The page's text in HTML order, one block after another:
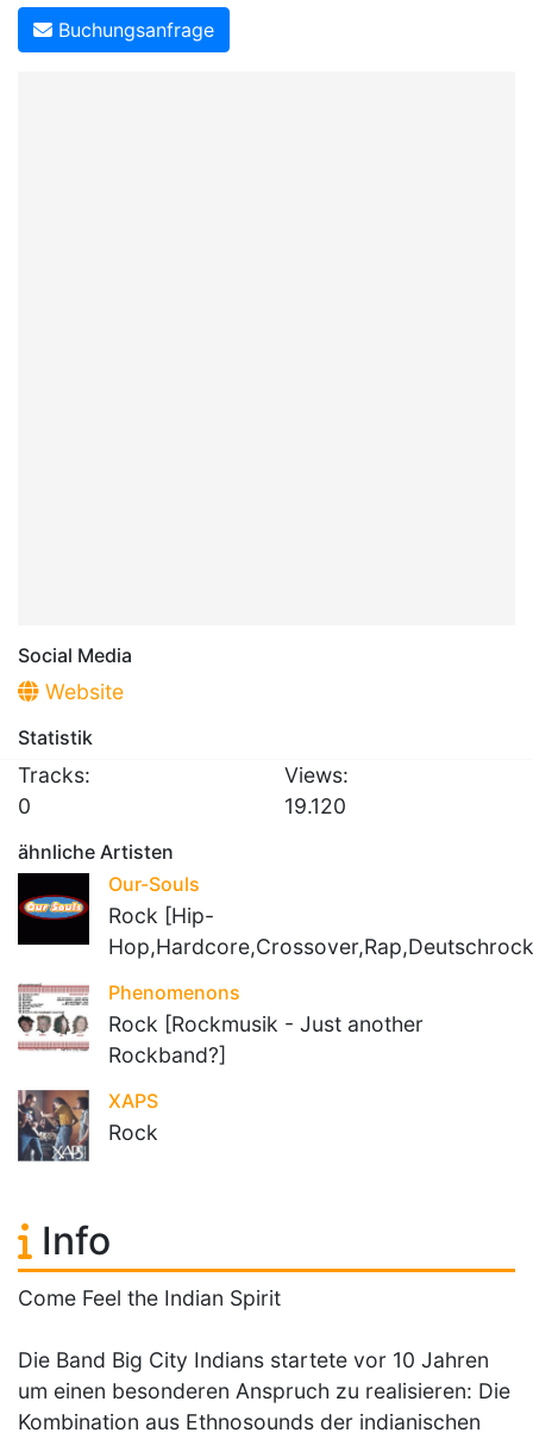
Buchungsanfrage
Social Media
Website
Statistik
Tracks:
0
Views:
19.120
ähnliche Artisten
Our-Souls
Rock [Hip-
Phenomenons
Rock [Rockmusik - Just another
Rockband?]
XAPS
Rock
Info
Come Feel the Indian Spirit
Die Band Big City Indians startete vor 10 Jahren
um einen besonderen Anspruch zu realisieren: Die
Kombination aus Ethnosounds der indianischen